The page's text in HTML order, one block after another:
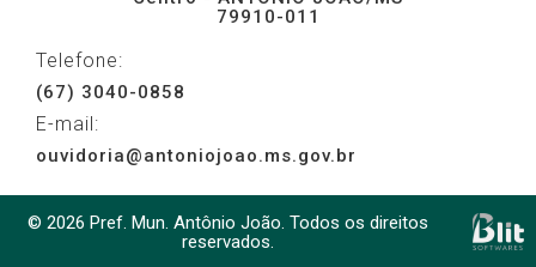
79910-011
Telefone:
(67) 3040-0858
E-mail:
ouvidoria@antoniojoao.ms.gov.br
© 2026 Pref. Mun. Antônio João. Todos os direitos
reservados.